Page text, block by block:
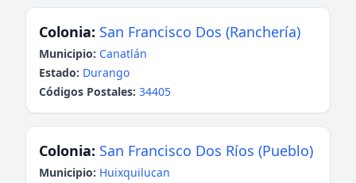
Colonia: San Francisco Dos (Ranchería)
Municipio: Canatlán
Estado: Durango
Códigos Postales: 34405
Colonia: San Francisco Dos Ríos (Pueblo)
Municipio: Huixquilucan